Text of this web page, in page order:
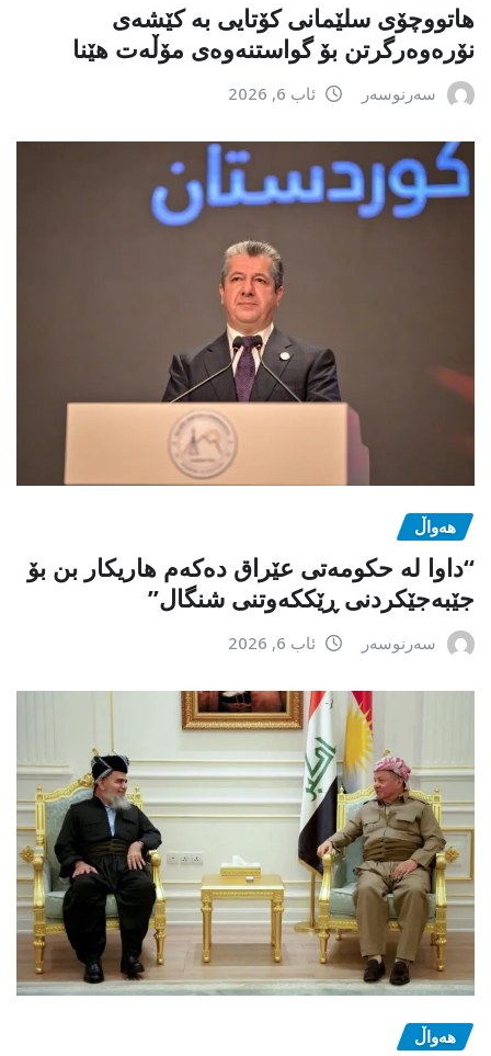
هاتووچۆی سلێمانی کۆتایی بە کێشەی
نۆرەوەرگرتن بۆ گواستنەوەی مۆڵەت هێنا
سەرنوسەر ئاب 6, 2026
هەواڵ
“داوا لە حكومەتی عێراق دەكەم هاریكار بن بۆ
جێبەجێكردنی ڕێككەوتنی شنگال”
سەرنوسەر ئاب 6, 2026
هەواڵ